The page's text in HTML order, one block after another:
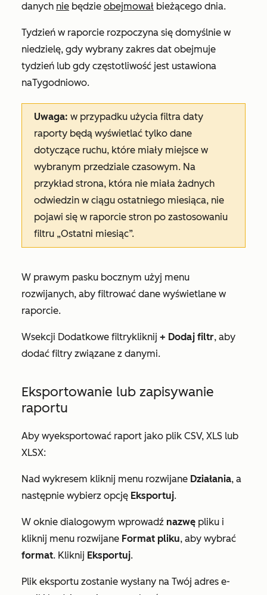
danych nie będzie obejmował bieżącego dnia.
Tydzień w raporcie rozpoczyna się domyślnie w
niedzielę, gdy wybrany zakres dat obejmuje
tydzień lub gdy częstotliwość jest ustawiona
naTygodniowo.
Uwaga: w przypadku użycia filtra daty
raporty będą wyświetlać tylko dane
dotyczące ruchu, które miały miejsce w
wybranym przedziale czasowym. Na
przykład strona, która nie miała żadnych
odwiedzin w ciągu ostatniego miesiąca, nie
pojawi się w raporcie stron po zastosowaniu
filtru „Ostatni miesiąc”.
W prawym pasku bocznym użyj menu
rozwijanych, aby filtrować dane wyświetlane w
raporcie.
Wsekcji Dodatkowe filtrykliknij + Dodaj filtr, aby
dodać filtry związane z danymi.
Eksportowanie lub zapisywanie
raportu
Aby wyeksportować raport jako plik CSV, XLS lub
XLSX:
Nad wykresem kliknij menu rozwijane Działania, a
następnie wybierz opcję Eksportuj.
W oknie dialogowym wprowadź nazwę pliku i
kliknij menu rozwijane Format pliku, aby wybrać
format. Kliknij Eksportuj.
Plik eksportu zostanie wysłany na Twój adres e-